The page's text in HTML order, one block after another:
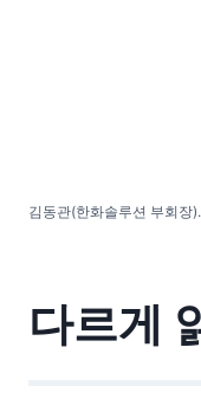
김동관(한화솔루션 부회장
다르게